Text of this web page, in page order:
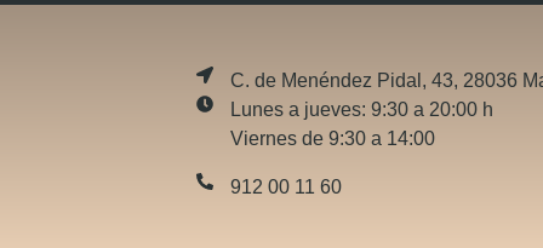
C. de Menéndez Pidal, 43, 28036
Lunes a jueves: 9:30 a 20:00 h
Viernes de 9:30 a 14:00
912 00 11 60